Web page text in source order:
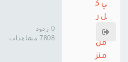
ي ك
ل ر
كن
من
منز
0 ردود
7808 مشاهدات